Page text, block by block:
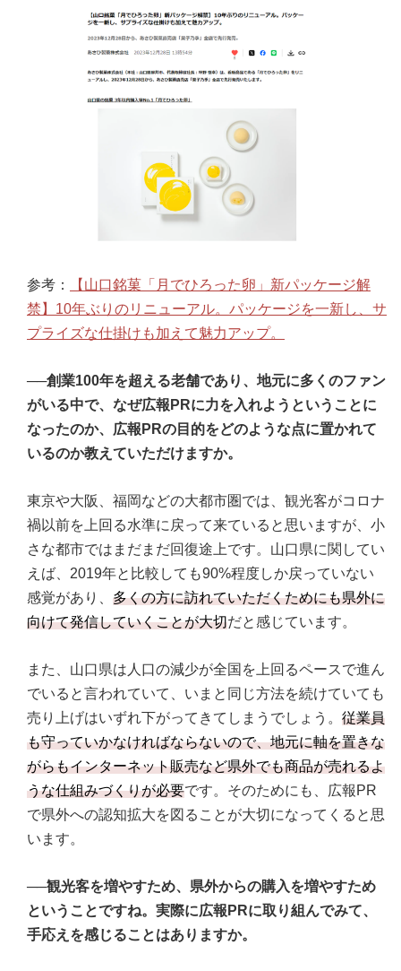
参考：
【山口銘菓「月でひろった卵」新パッケージ解
禁】10年ぶりのリニューアル。パッケージを一新し、サ
プライズな仕掛けも加えて魅力アップ。
──創業100年を超える老舗であり、地元に多くのファン
がいる中で、なぜ広報PRに力を入れようということに
なったのか、広報PRの目的をどのような点に置かれて
いるのか教えていただけますか。
東京や大阪、福岡などの大都市圏では、観光客がコロナ
禍以前を上回る水準に戻って来ていると思いますが、小
さな都市ではまだまだ回復途上です。山口県に関してい
えば、2019年と比較しても90%程度しか戻っていない
感覚があり、 多くの方に訪れていただくためにも県外に
向けて発信していくことが大切だと感じています。
また、山口県は人口の減少が全国を上回るペースで進ん
でいると言われていて、いまと同じ方法を続けていても
売り上げはいずれ下がってきてしまうでしょう。 従業員
も守っていかなければならないので、地元に軸を置きな
がらもインターネット販売など県外でも商品が売れるよ
うな仕組みづくりが必要です。そのためにも、広報PR
で県外への認知拡大を図ることが大切になってくると思
います。
──観光客を増やすため、県外からの購入を増やすため
ということですね。実際に広報PRに取り組んでみて、
手応えを感じることはありますか。